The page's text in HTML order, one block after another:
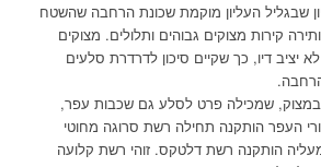
שבגליל העליון מוקמת שכונת הרחבה שהשטח
קירות מצוקים גבוהים ותלולים. מצוקים
יציב דיו, כך שקיים סיכון לדרדרת סלעים
שמכילה פרט לסלע גם שכבות עפר,
העפר הותקנה תחילה רשת סרוגה מחוטי
הותקנה רשת דלטקס. זוהי רשת קלועה